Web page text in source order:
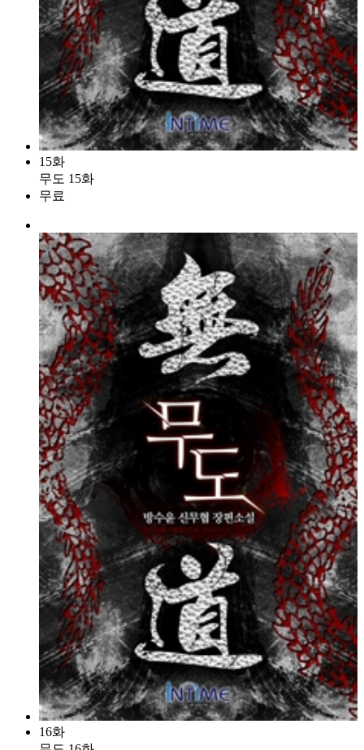
15화
무도 15화
무료
16화